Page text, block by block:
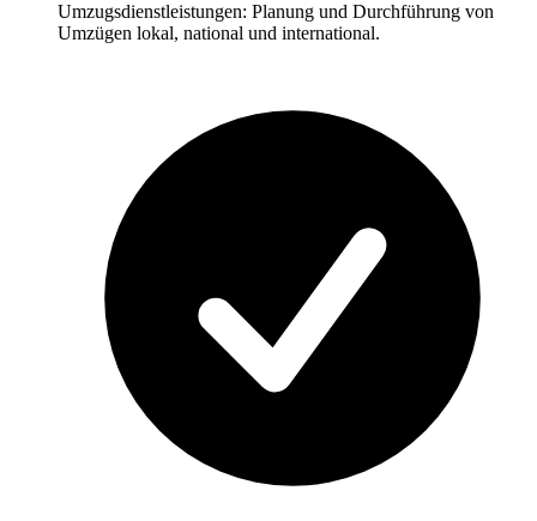
Umzugsdienstleistungen: Planung und Durchführung von
Umzügen lokal, national und international.